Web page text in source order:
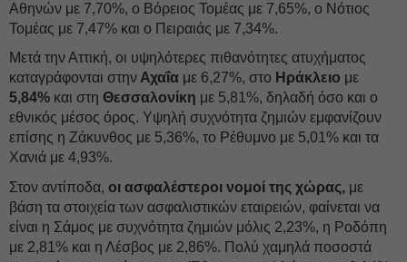
Αθηνών με 7,70%, ο Βόρειος Τομέας με 7,65%, ο Νότιος
Τομέας με 7,47% και ο Πειραιάς με 7,34%.
Μετά την Αττική, οι υψηλότερες πιθανότητες ατυχήματος
καταγράφονται στην Αχαΐα με 6,27%, στο Ηράκλειο με
5,84% και στη Θεσσαλονίκη με 5,81%, δηλαδή όσο και ο
εθνικός μέσος όρος. Υψηλή συχνότητα ζημιών εμφανίζουν
επίσης η Ζάκυνθος με 5,36%, το Ρέθυμνο με 5,01% και τα
Χανιά με 4,93%.
Στον αντίποδα, οι ασφαλέστεροι νομοί της χώρας, με
βάση τα στοιχεία των ασφαλιστικών εταιρειών, φαίνεται να
είναι η Σάμος με συχνότητα ζημιών μόλις 2,23%, η Ροδόπη
με 2,81% και η Λέσβος με 2,86%. Πολύ χαμηλά ποσοστά